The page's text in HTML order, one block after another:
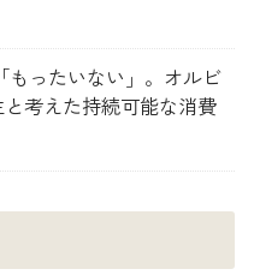
もったいない」。オルビ
考えた持続可能な消費